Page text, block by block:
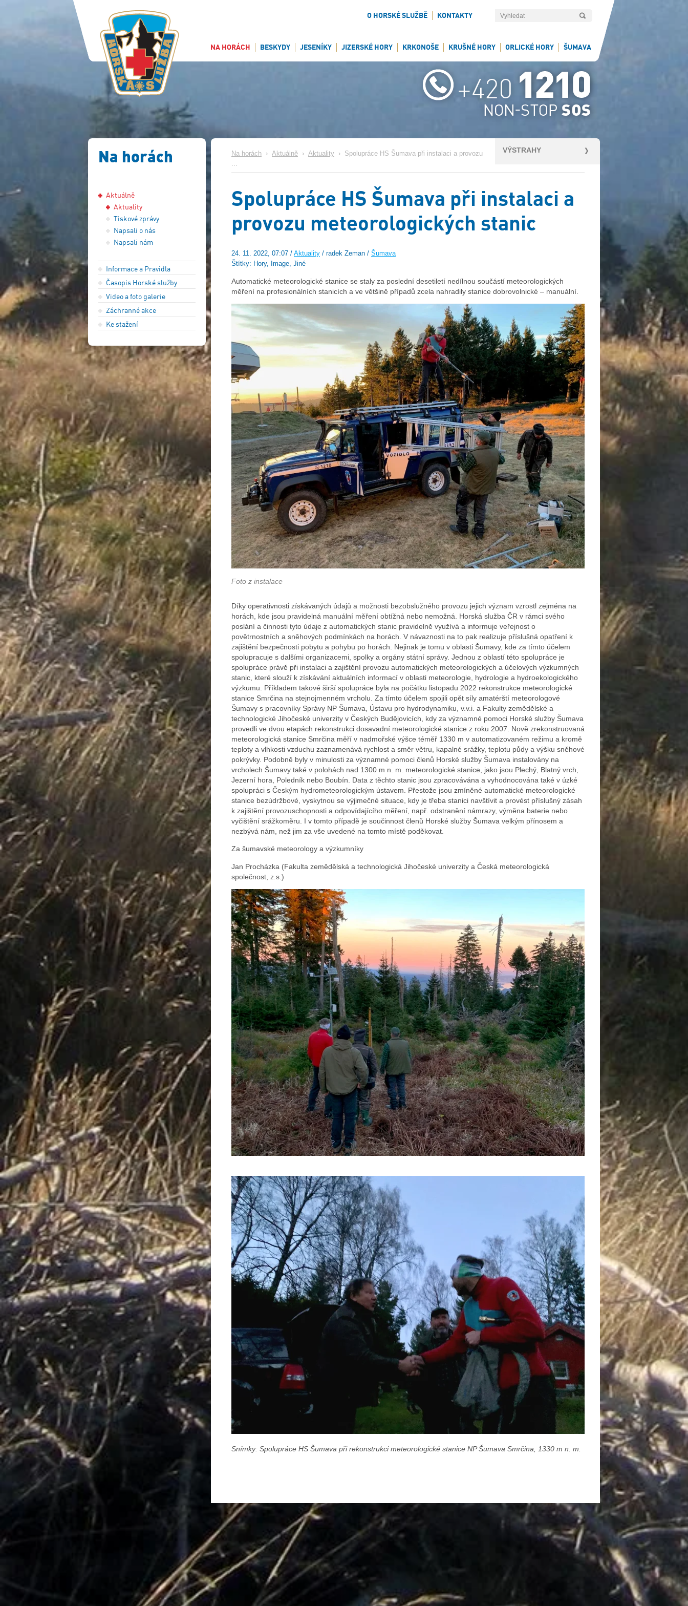
O HORSKÉ SLUŽBĚ KONTAKTY
NA HORÁCH BESKYDY JESENÍKY JIZERSKÉ HORY KRKONOŠE KRUŠNÉ HORY ORLICKÉ HORY ŠUMAVA
Na horách
Aktuálně
Aktuality
Tiskové zprávy
Napsali o nás
Napsali nám
Informace a Pravidla
Časopis Horské služby
Video a foto galerie
Záchranné akce
Ke stažení
VÝSTRAHY
Na horách › Aktuálně › Aktuality › Spolupráce HS Šumava při instalaci a provozu
...
Spolupráce HS Šumava při instalaci a
provozu meteorologických stanic
24. 11. 2022, 07:07 / Aktuality / radek Zeman / Šumava
Štítky: Hory, Image, Jiné
Automatické meteorologické stanice se staly za poslední desetiletí nedílnou součástí meteorologických
měření na profesionálních stanicích a ve většině případů zcela nahradily stanice dobrovolnické – manuální.
Foto z instalace
Díky operativnosti získávaných údajů a možnosti bezobslužného provozu jejich význam vzrostl zejména na
horách, kde jsou pravidelná manuální měření obtížná nebo nemožná. Horská služba ČR v rámci svého
poslání a činnosti tyto údaje z automatických stanic pravidelně využívá a informuje veřejnost o
povětrnostních a sněhových podmínkách na horách. V návaznosti na to pak realizuje příslušná opatření k
zajištění bezpečnosti pobytu a pohybu po horách. Nejinak je tomu v oblasti Šumavy, kde za tímto účelem
spolupracuje s dalšími organizacemi, spolky a orgány státní správy. Jednou z oblastí této spolupráce je
spolupráce právě při instalaci a zajištění provozu automatických meteorologických a účelových výzkumných
stanic, které slouží k získávání aktuálních informací v oblasti meteorologie, hydrologie a hydroekologického
výzkumu. Příkladem takové širší spolupráce byla na počátku listopadu 2022 rekonstrukce meteorologické
stanice Smrčina na stejnojmenném vrcholu. Za tímto účelem spojili opět síly amatérští meteorologové
Šumavy s pracovníky Správy NP Šumava, Ústavu pro hydrodynamiku, v.v.i. a Fakulty zemědělské a
technologické Jihočeské univerzity v Českých Budějovicích, kdy za významné pomoci Horské služby Šumava
provedli ve dvou etapách rekonstrukci dosavadní meteorologické stanice z roku 2007. Nově zrekonstruovaná
meteorologická stanice Smrčina měří v nadmořské výšce téměř 1330 m v automatizovaném režimu a kromě
teploty a vlhkosti vzduchu zaznamenává rychlost a směr větru, kapalné srážky, teplotu půdy a výšku sněhové
pokrývky. Podobně byly v minulosti za významné pomoci členů Horské služby Šumava instalovány na
vrcholech Šumavy také v polohách nad 1300 m n. m. meteorologické stanice, jako jsou Plechý, Blatný vrch,
Jezerní hora, Poledník nebo Boubín. Data z těchto stanic jsou zpracovávána a vyhodnocována také v úzké
spolupráci s Českým hydrometeorologickým ústavem. Přestože jsou zmíněné automatické meteorologické
stanice bezúdržbové, vyskytnou se výjimečné situace, kdy je třeba stanici navštívit a provést příslušný zásah
k zajištění provozuschopnosti a odpovídajícího měření, např. odstranění námrazy, výměna baterie nebo
vyčištění srážkoměru. I v tomto případě je součinnost členů Horské služby Šumava velkým přínosem a
nezbývá nám, než jim za vše uvedené na tomto místě poděkovat.
Za šumavské meteorology a výzkumníky
Jan Procházka (Fakulta zemědělská a technologická Jihočeské univerzity a Česká meteorologická
společnost, z.s.)
Snímky: Spolupráce HS Šumava při rekonstrukci meteorologické stanice NP Šumava Smrčina, 1330 m n. m.